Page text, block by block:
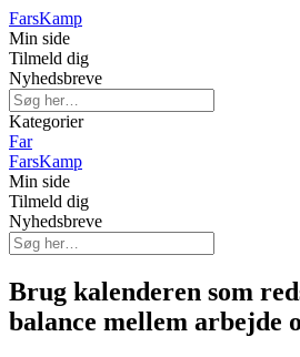
FarsKamp
Min side
Tilmeld dig
Nyhedsbreve
Kategorier
Far
FarsKamp
Min side
Tilmeld dig
Nyhedsbreve
Brug kalenderen som
balance mellem arbejde